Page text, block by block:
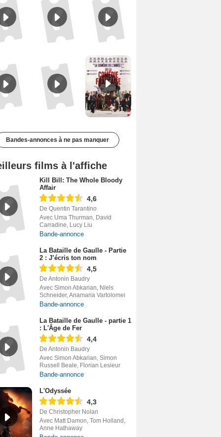
Bandes-annonces à ne pas manquer
films à l'affiche
Kill Bill: The Whole Bloody
Affair
4,6
De Quentin Tarantino
Avec Uma Thurman, David
Carradine, Lucy Liu
Bande-annonce
La Bataille de Gaulle - Partie
2 : J’écris ton nom
4,5
De Antonin Baudry
Avec Simon Abkarian, Niels
Schneider, Anamaria Vartolomei
Bande-annonce
La Bataille de Gaulle - partie 1
: L'Âge de Fer
4,4
De Antonin Baudry
Avec Simon Abkarian, Simon
Russell Beale, Florian Lesieur
Bande-annonce
L'Odyssée
4,3
De Christopher Nolan
Avec Matt Damon, Tom Holland,
Anne Hathaway